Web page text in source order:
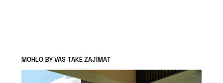
MOHLO BY VÁS TAKÉ ZAJÍMAT